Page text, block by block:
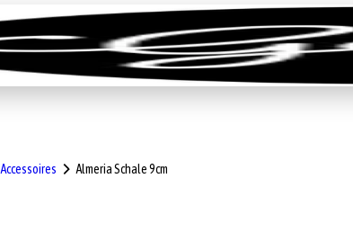
Sortiment Geschenke GrillenFeinkost-Abo
Accessoires Almeria Schale 9cm